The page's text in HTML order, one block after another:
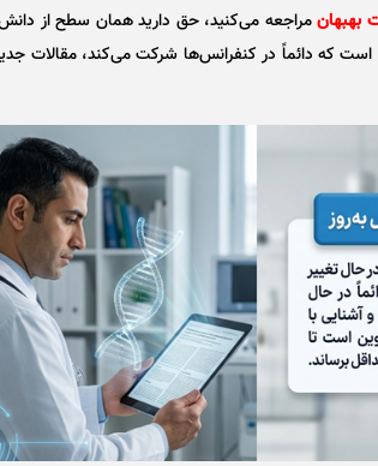
بهبهانمراجعه می‌کنید، حق دارید همان سطح از
که دائماً در کنفرانس‌ها شرکت می‌کند، مقالات جدید